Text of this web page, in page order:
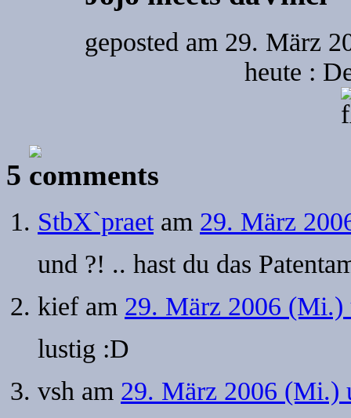
geposted am 29. März
heute :
5
StbX`praetam 29. März
und ?! .. hast du das
kiefam 29. März 2006 (Mi.)
lustig :D
vsh am 29. März 2006 (Mi.)